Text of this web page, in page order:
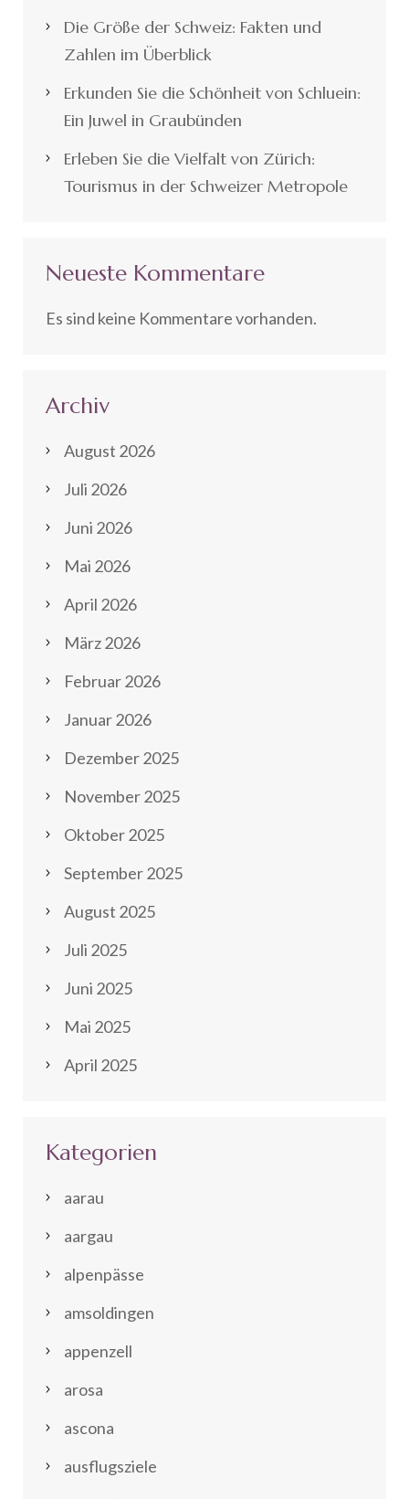
Die Größe der Schweiz: Fakten und
Zahlen im Überblick
Erkunden Sie die Schönheit von Schluein:
Ein Juwel in Graubünden
Erleben Sie die Vielfalt von Zürich:
Tourismus in der Schweizer Metropole
Neueste Kommentare
Es sind keine Kommentare vorhanden.
Archiv
August 2026
Juli 2026
Juni 2026
Mai 2026
April 2026
März 2026
Februar 2026
Januar 2026
Dezember 2025
November 2025
Oktober 2025
September 2025
August 2025
Juli 2025
Juni 2025
Mai 2025
April 2025
Kategorien
aarau
aargau
alpenpässe
amsoldingen
appenzell
arosa
ascona
ausflugsziele